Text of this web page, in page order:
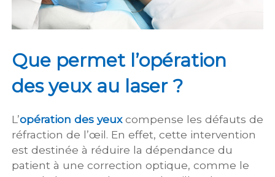
Que permet l’opération
des yeux au laser ?
L’opération des yeuxcompense les défauts de
réfraction de l’œil. En effet, cette intervention
est destinée à réduire la dépendance du
patient à une correction optique, comme le